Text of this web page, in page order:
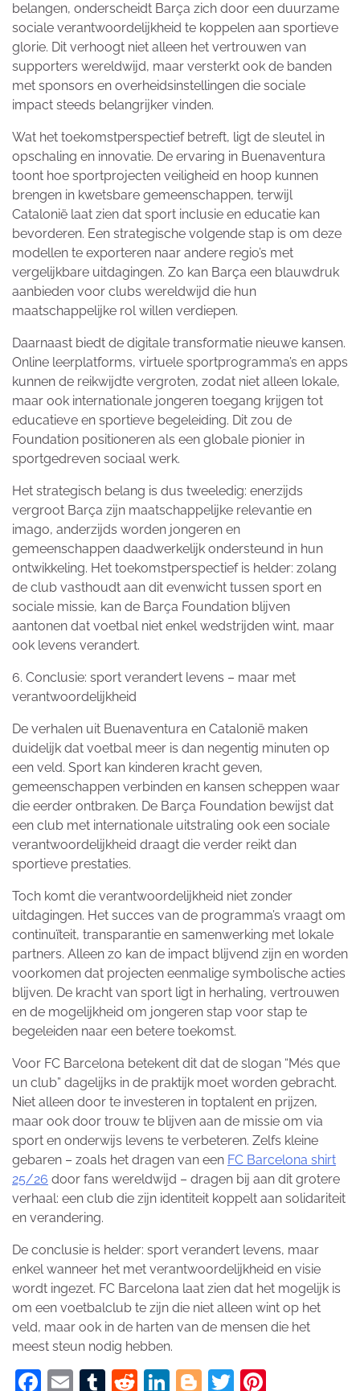
belangen, onderscheidt Barça zich door een duurzame
sociale verantwoordelijkheid te koppelen aan sportieve
glorie. Dit verhoogt niet alleen het vertrouwen van
supporters wereldwijd, maar versterkt ook de banden
met sponsors en overheidsinstellingen die sociale
impact steeds belangrijker vinden.
Wat het toekomstperspectief betreft, ligt de sleutel in
opschaling en innovatie. De ervaring in Buenaventura
toont hoe sportprojecten veiligheid en hoop kunnen
brengen in kwetsbare gemeenschappen, terwijl
Catalonië laat zien dat sport inclusie en educatie kan
bevorderen. Een strategische volgende stap is om deze
modellen te exporteren naar andere regio’s met
vergelijkbare uitdagingen. Zo kan Barça een blauwdruk
aanbieden voor clubs wereldwijd die hun
maatschappelijke rol willen verdiepen.
Daarnaast biedt de digitale transformatie nieuwe kansen.
Online leerplatforms, virtuele sportprogramma’s en apps
kunnen de reikwijdte vergroten, zodat niet alleen lokale,
maar ook internationale jongeren toegang krijgen tot
educatieve en sportieve begeleiding. Dit zou de
Foundation positioneren als een globale pionier in
sportgedreven sociaal werk.
Het strategisch belang is dus tweeledig: enerzijds
vergroot Barça zijn maatschappelijke relevantie en
imago, anderzijds worden jongeren en
gemeenschappen daadwerkelijk ondersteund in hun
ontwikkeling. Het toekomstperspectief is helder: zolang
de club vasthoudt aan dit evenwicht tussen sport en
sociale missie, kan de Barça Foundation blijven
aantonen dat voetbal niet enkel wedstrijden wint, maar
ook levens verandert.
6. Conclusie: sport verandert levens – maar met
verantwoordelijkheid
De verhalen uit Buenaventura en Catalonië maken
duidelijk dat voetbal meer is dan negentig minuten op
een veld. Sport kan kinderen kracht geven,
gemeenschappen verbinden en kansen scheppen waar
die eerder ontbraken. De Barça Foundation bewijst dat
een club met internationale uitstraling ook een sociale
verantwoordelijkheid draagt die verder reikt dan
sportieve prestaties.
Toch komt die verantwoordelijkheid niet zonder
uitdagingen. Het succes van de programma’s vraagt om
continuïteit, transparantie en samenwerking met lokale
partners. Alleen zo kan de impact blijvend zijn en worden
voorkomen dat projecten eenmalige symbolische acties
blijven. De kracht van sport ligt in herhaling, vertrouwen
en de mogelijkheid om jongeren stap voor stap te
begeleiden naar een betere toekomst.
Voor FC Barcelona betekent dit dat de slogan “Més que
un club” dagelijks in de praktijk moet worden gebracht.
Niet alleen door te investeren in toptalent en prijzen,
maar ook door trouw te blijven aan de missie om via
sport en onderwijs levens te verbeteren. Zelfs kleine
gebaren – zoals het dragen van een FC Barcelona shirt
25/26 door fans wereldwijd – dragen bij aan dit grotere
verhaal: een club die zijn identiteit koppelt aan solidariteit
en verandering.
De conclusie is helder: sport verandert levens, maar
enkel wanneer het met verantwoordelijkheid en visie
wordt ingezet. FC Barcelona laat zien dat het mogelijk is
om een voetbalclub te zijn die niet alleen wint op het
veld, maar ook in de harten van de mensen die het
meest steun nodig hebben.
Facebook
EmailTumblr
Reddit
LinkedIn
Blogger
Twitter